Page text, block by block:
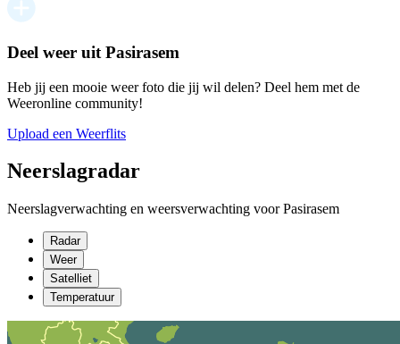
Deel weer uit Pasirasem
Heb jij een mooie weer foto die jij wil delen? Deel hem met de
Weeronline community!
Upload een Weerflits
Neerslagradar
Neerslagverwachting en weersverwachting voor Pasirasem
Radar
Weer
Satelliet
Temperatuur